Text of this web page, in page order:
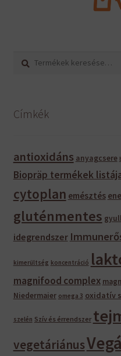
Keresés
Keresés
Címkék
antioxidáns anyagcsere
Biopräp termékek
cytoplan emésztés
gluténmentes
idegrendszer
kimerültség koncentráció
magnifood complex
Niedermaier omega 3 oxidatív
szelén Szív és érrendszer
vegetáriánus